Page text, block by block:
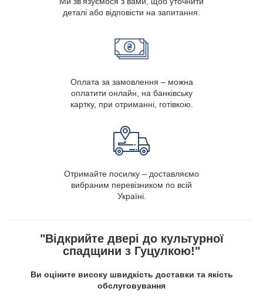
деталі або відповісти на запитання.
Оплата за замовлення – можна
оплатити онлайн, на банківську
картку, при отриманні, готівкою.
Отримайте посилку – доставляємо
вибраним перевізником по всій
Україні.
"Відкрийте двері до культурної
спадщини з Гуцулкою!"
Ви оціните високу швидкість доставки та якість
обслуговування